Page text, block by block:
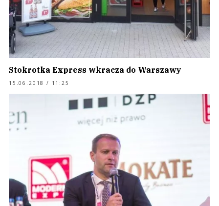
Stokrotka Express wkracza do Warszawy
15.06.2018 / 11:25